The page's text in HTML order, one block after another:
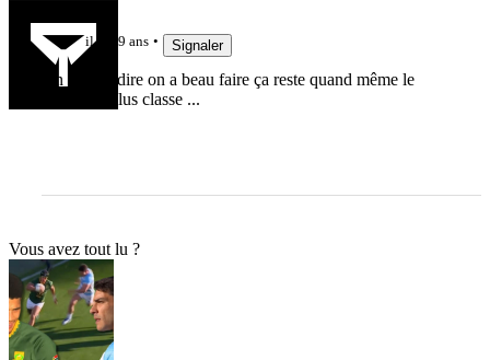
il y a 9 ans Signaler
On a beau dire on a beau faire ça reste quand même le
maillot le plus classe ...
Vous avez tout lu ?